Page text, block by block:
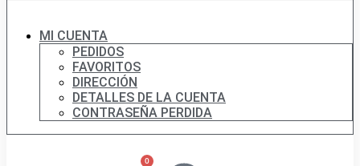
MI CUENTA
PEDIDOS
FAVORITOS
DIRECCIÓN
DETALLES DE LA CUENTA
CONTRASEÑA PERDIDA
0